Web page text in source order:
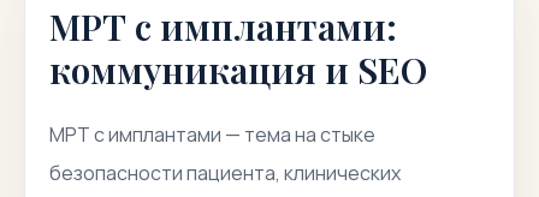
МРТ с имплантами:
коммуникация и SEO
МРТ с имплантами — тема на стыке
безопасности пациента, клинических